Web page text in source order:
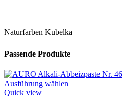
Naturfarben Kubelka
Passende Produkte
Ausführung wählen
Quick view